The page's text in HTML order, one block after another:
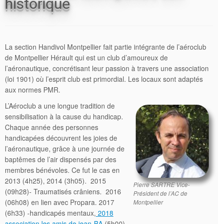
historique
La section Handivol Montpellier fait partie intégrante de l’aéroclub
de Montpellier Hérault qui est un club d’amoureux de
l’aéronautique, concrétisant leur passion à travers une association
(loi 1901) où l’esprit club est primordial. Les locaux sont adaptés
aux normes PMR.
Pierre SARTRE Vice-
Président de l’AC de
Montpellier
L’Aéroclub a une longue tradition de
sensibilisation à la cause du handicap.
Chaque année des personnes
handicapées découvrent les joies de
l’aéronautique, grâce à une journée de
baptêmes de l’air dispensés par des
membres bénévoles. Ce fut le cas en
2013 (4h25), 2014 (3h05). 2015
(09h28)- Traumatisés crâniens. 2016
(06h08) en lien avec Propara. 2017
(6h33) -handicapés mentaux, 2018